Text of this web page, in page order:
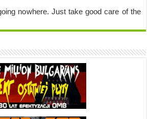
nowhere. Just take good care of the